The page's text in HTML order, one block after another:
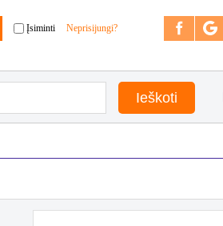
Įsiminti Neprisijungi?